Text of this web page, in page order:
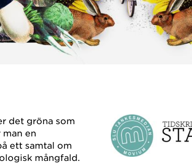
det gröna som
man en
ett samtal om
mångfald.